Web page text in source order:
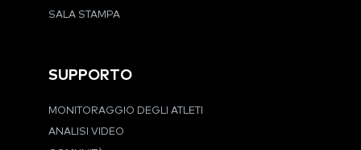
SALA STAMPA
SUPPORTO
MONITORAGGIO DEGLI ATLETI
ANALISI VIDEO